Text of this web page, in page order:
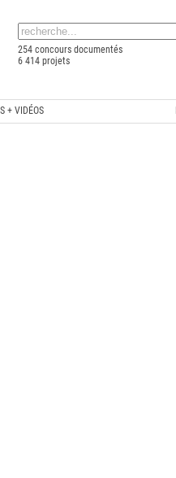
254 concours documentés
6 414 projets
+ VIDÉOS